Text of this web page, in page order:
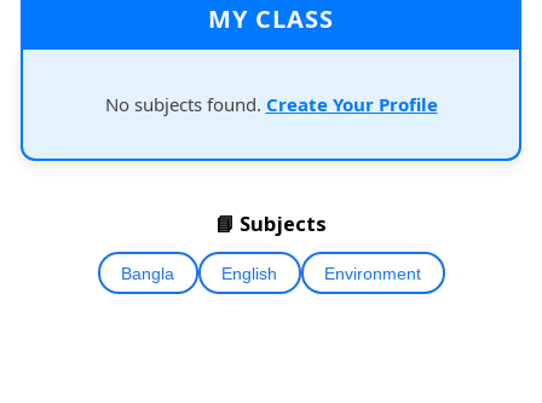
MY CLASS
No subjects found. Create Your Profile
📘 Subjects
Bangla English Environment